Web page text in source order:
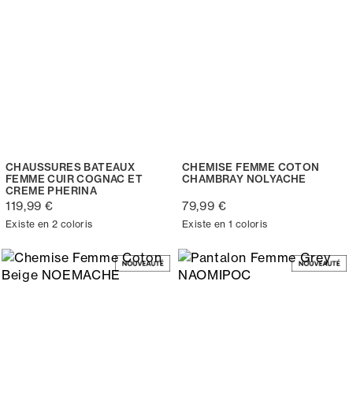
CHAUSSURES BATEAUX
FEMME CUIR COGNAC ET
CREME PHERINA
119,99 €
Existe en 2 coloris
CHEMISE FEMME COTON
CHAMBRAY NOLYACHE
79,99 €
Existe en 1 coloris